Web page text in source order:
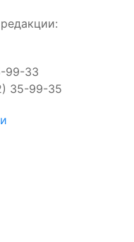
99-33
35-99-35